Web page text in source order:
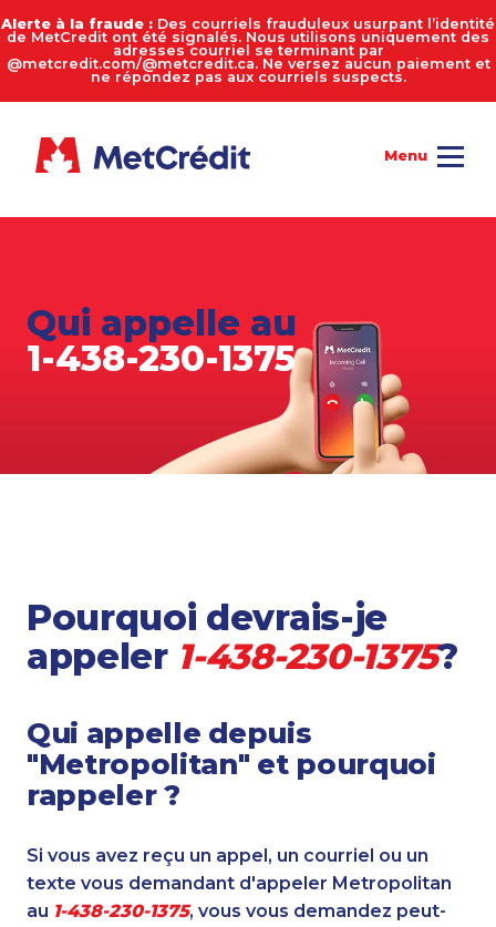
Alerte à la fraude : Des courriels frauduleux usurpant l’identité
de MetCredit ont été signalés. Nous utilisons uniquement des
adresses courriel se terminant par
@metcredit.com/@metcredit.ca. Ne versez aucun paiement et
ne répondez pas aux courriels suspects.
Qui appelle au
1-438-230-1375
Pourquoi devrais-je
appeler 1-438-230-1375?
Qui appelle depuis
"Metropolitan" et pourquoi
rappeler ?
Si vous avez reçu un appel, un courriel ou un
texte vous demandant d'appeler Metropolitan
au 1-438-230-1375, vous vous demandez peut-